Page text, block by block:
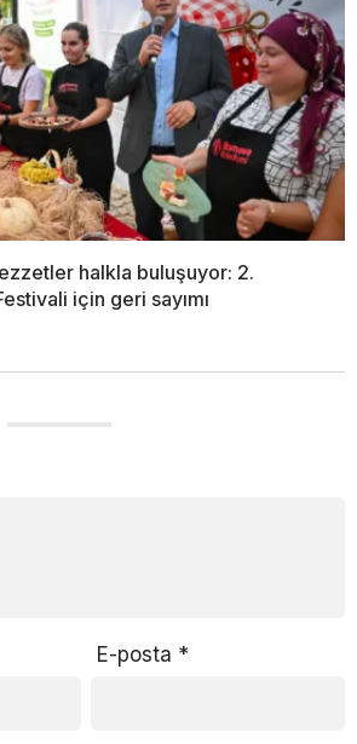
halkla buluşuyor: 2.
için geri sayımı
E-posta *